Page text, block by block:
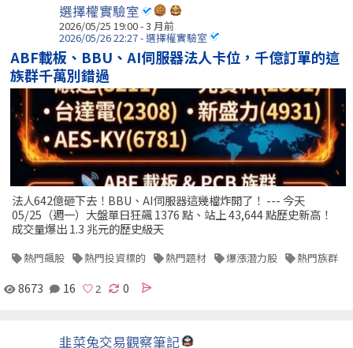
選擇權實驗室
2026/05/25 19:00 - 3 月前
2026/05/26 22:27 - 選擇權實驗室
ABF載板、BBU、AI伺服器法人卡位，千億訂單的這
族群千萬別錯過
法人642億砸下去！BBU、AI伺服器這幾檔炸開了！ --- 今天
05/25（週一）大盤單日狂飆 1376 點、站上 43,644 點歷史新高！
成交量爆出 1.3 兆元的歷史級天
熱門飆股 熱門投資標的 熱門題材 爆漲潛力股 熱門族群
8673 16 0
韭菜兔交易觀察筆記